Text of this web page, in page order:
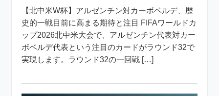
【北中米W杯】アルゼンチン対カーボベルデ、歴
史的一戦目前に高まる期待と注目 FIFAワールドカ
ップ2026北中米大会で、アルゼンチン代表対カー
ボベルデ代表という注目のカードがラウンド32で
実現します。ラウンド32の一回戦 […]